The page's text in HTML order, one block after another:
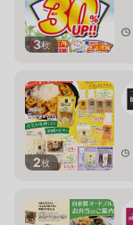
3枚
2枚